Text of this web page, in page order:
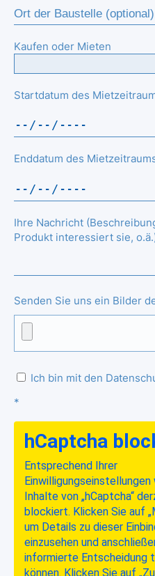
Kaufen oder Mieten
Startdatum des
Enddatum des
Ihre Nachricht
Produkt interessiert sie,
Senden Sie uns ein Bilder
Ich bin mit den
*